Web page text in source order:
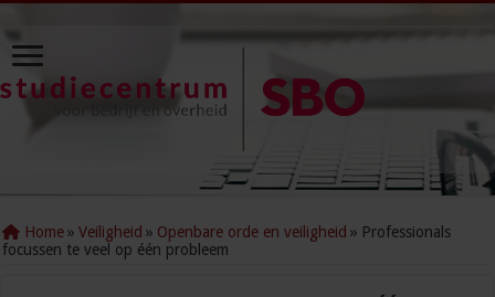
Home » Veiligheid » Openbare orde en veiligheid » Professionals
focussen te veel op één probleem